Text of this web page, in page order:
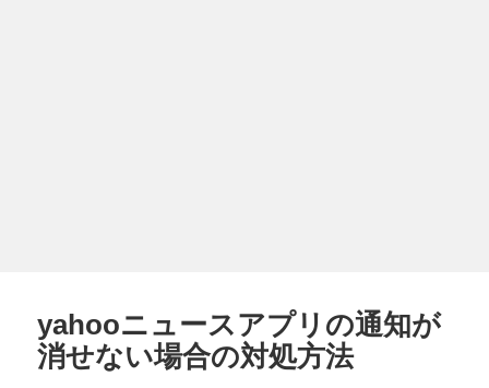
yahooニュースアプリの通知が
消せない場合の対処方法